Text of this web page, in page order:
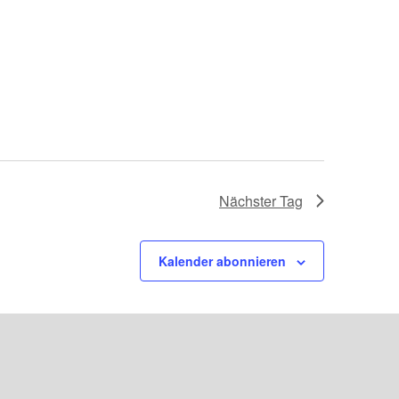
Nächster Tag
Kalender abonnieren